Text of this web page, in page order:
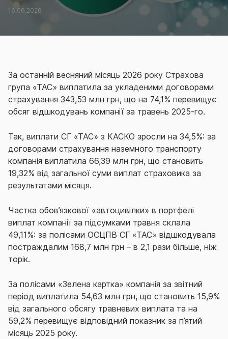
16.06.2026
За останній весняний місяць 2026 року Страхова
група «ТАС» виплатила за укладеними договорами
страхування 343,53 млн грн, що на 74,1% перевищує
обсяг відшкодувань компанії за травень 2025-го.
Так, виплати СГ «ТАС» з КАСКО зросли на 34,5%: за
договорами страхування наземного транспорту
компанія виплатила 66,39 млн грн, що становить
19,32% від загальної суми виплат страховика за
результатами місяця.
Частка обов’язкової «автоцивілки» в портфелі
виплат компанії за підсумками травня склала
49,11%: за полісами ОСЦПВ СГ «ТАС» відшкодувала
постраждалим 168,7 млн грн – в 2,1 рази більше, ніж
торік.
За полісами «Зелена картка» компанія за звітний
період виплатила 54,63 млн грн, що становить 15,9%
від загального обсягу травневих виплата та на
59,2% перевищує відповідний показник за п’ятий
місяць 2025 року.